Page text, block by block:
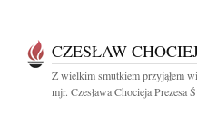
CZESŁAW
Z wielkim smutkiem przyjąłem
mjr. Czesława Chocieja Prezesa